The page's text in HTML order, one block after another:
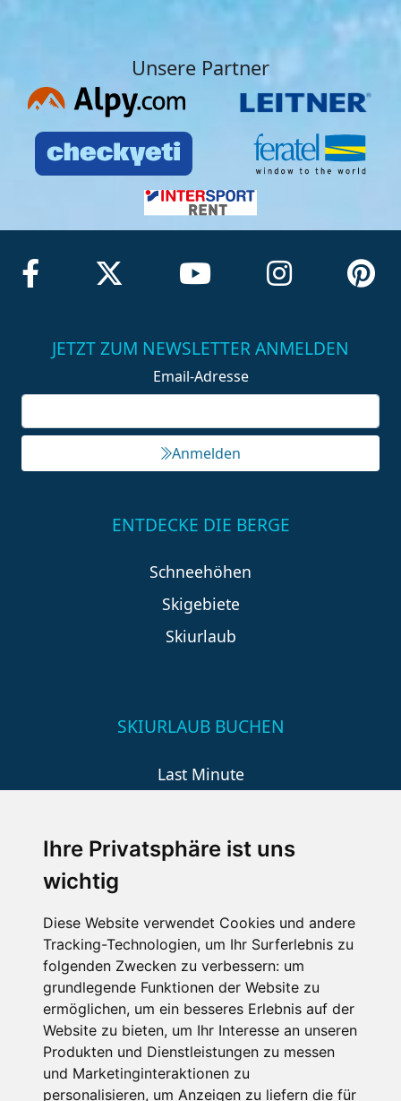
Ihre Privatsphäre ist uns
wichtig
Diese Website verwendet Cookies und andere
Tracking-Technologien, um Ihr Surferlebnis zu
folgenden Zwecken zu verbessern: um
grundlegende Funktionen der Website zu
ermöglichen, um ein besseres Erlebnis auf der
Website zu bieten, um Ihr Interesse an unseren
Produkten und Dienstleistungen zu messen
und Marketinginteraktionen zu
personalisieren, um Anzeigen zu liefern die für
Unsere Partner
JETZT ZUM NEWSLETTER ANMELDEN
Email-Adresse
Anmelden
ENTDECKE DIE BERGE
Schneehöhen
Skigebiete
Skiurlaub
SKIURLAUB BUCHEN
Last Minute
Wellness
SCHNEEHÖHEN SKI APP
Die Schneehoehen Ski APP für iOS und Android - Ein
Muss für alle Wintersportler und Schneefreaks!